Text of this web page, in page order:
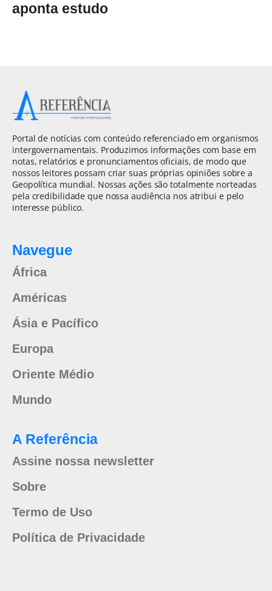
aponta estudo
Portal de notícias com conteúdo referenciado em organismos
intergovernamentais. Produzimos informações com base em
notas, relatórios e pronunciamentos oficiais, de modo que
nossos leitores possam criar suas próprias opiniões sobre a
Geopolítica mundial. Nossas ações são totalmente norteadas
pela credibilidade que nossa audiência nos atribui e pelo
interesse público.
Navegue
África
Américas
Ásia e Pacífico
Europa
Oriente Médio
Mundo
A Referência
Assine nossa newsletter
Sobre
Termo de Uso
Política de Privacidade